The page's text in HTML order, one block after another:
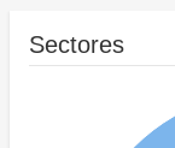
Sectores